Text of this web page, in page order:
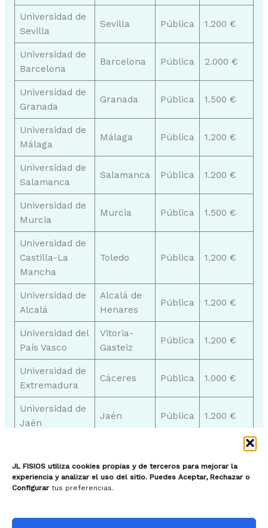
JL FISIOS utiliza cookies propias y de terceros para mejorar la
experiencia y analizar el uso del sitio. Puedes Aceptar, Rechazar o
Configurar tus preferencias.
Universidad de
Sevilla
Sevilla Pública 1.200 €
Universidad de
Barcelona
Barcelona Pública 2.000 €
Universidad de
Granada
Granada Pública 1.500 €
Universidad de
Málaga
Málaga Pública 1.200 €
Universidad de
Salamanca
Salamanca Pública 1.200 €
Universidad de
Murcia
Murcia Pública 1.500 €
Universidad de
Castilla-La
Mancha
Toledo Pública 1.200 €
Universidad de
Alcalá
Alcalá de
Henares
Pública 1.200 €
Universidad del
País Vasco
Vitoria-
Gasteiz
Pública 1.200 €
Universidad de
Extremadura
Cáceres Pública 1.000 €
Universidad de
Jaén
Jaén Pública 1.200 €
pueden variar según el curso y la universidad, y que
estos precios son aproximados. Además, hay otras